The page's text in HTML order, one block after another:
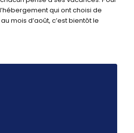
qui ont choisi de
mois d’août, c’est bientôt le